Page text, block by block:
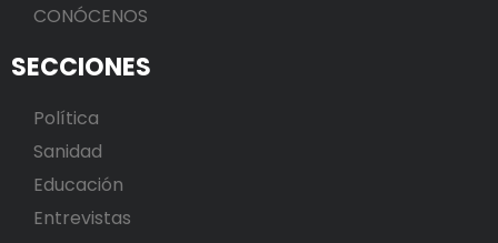
CONÓCENOS
SECCIONES
Política
Sanidad
Educación
Entrevistas